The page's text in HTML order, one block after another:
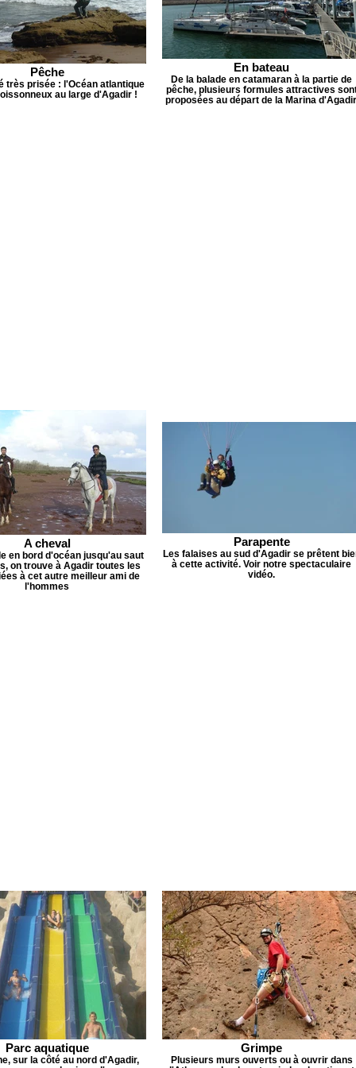
Pêche
très prisée : l'Océan atlantique
au large d'Agadir !
En bateau
De la balade en catamaran à la partie de
pêche, plusieurs formules attractives
proposées au départ de la Marina
A cheval
en bord d'océan jusqu'au saut
on trouve à Agadir toutes les
à cet autre meilleur ami de
l'hommes
Parapente
Les falaises au sud d'Agadir se prêtent
à cette activité. Voir notre spectaculaire
vidéo.
Parc aquatique
sur la côté au nord d'Agadir,
Grimpe
Plusieurs murs ouverts ou à ouvrir dans